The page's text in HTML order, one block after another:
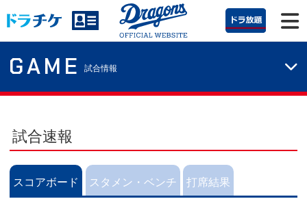
GAME 試合情報
試合速報
スコアボード スタメン・ベンチ 打席結果